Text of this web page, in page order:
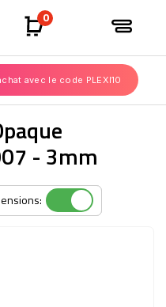
avec le code PLEXI10
0
- 3mm